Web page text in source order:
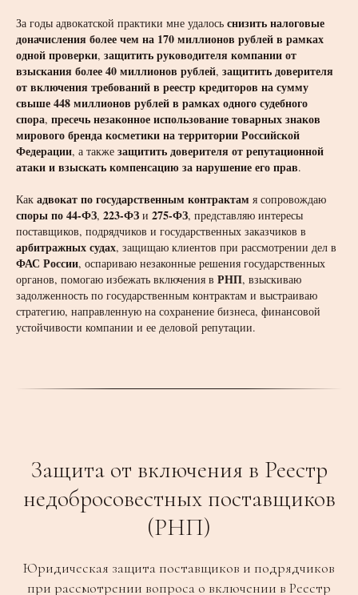
За годы адвокатской практики мне удалось снизить налоговые
доначисления более чем на 170 миллионов рублей в рамках
одной проверки, защитить руководителя компании от
взыскания более 40 миллионов рублей, защитить доверителя
от включения требований в реестр кредиторов на сумму
свыше 448 миллионов рублей в рамках одного судебного
спора, пресечь незаконное использование товарных знаков
мирового бренда косметики на территории Российской
Федерации, а также защитить доверителя от репутационной
атаки и взыскать компенсацию за нарушение его прав.
Как адвокат по государственным контрактам я сопровождаю
споры по 44-ФЗ, 223-ФЗ и 275-ФЗ, представляю интересы
поставщиков, подрядчиков и государственных заказчиков в
арбитражных судах, защищаю клиентов при рассмотрении дел в
ФАС России, оспариваю незаконные решения государственных
органов, помогаю избежать включения в РНП, взыскиваю
задолженность по государственным контрактам и выстраиваю
стратегию, направленную на сохранение бизнеса, финансовой
устойчивости компании и ее деловой репутации.
Защита от включения в Реестр
недобросовестных поставщиков
(РНП)
Юридическая защита поставщиков и подрядчиков
при рассмотрении вопроса о включении в Реестр